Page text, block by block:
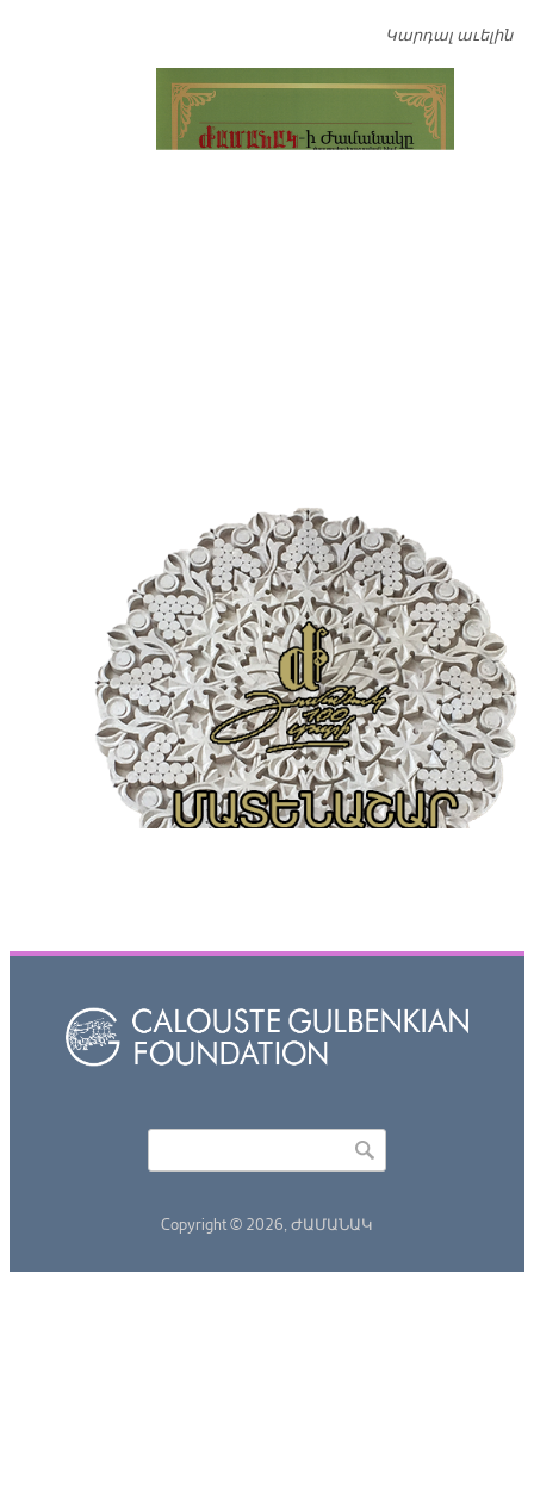
Կարդալ աւելին
Copyright © 2026, ԺԱՄԱՆԱԿ